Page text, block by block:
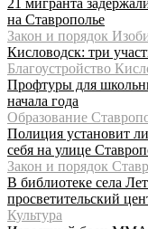
на Ставрополье
Закон и порядок
Кисловодск: три
Благоустройство
Профтуры для
начала года
Образование
Полиция установит
себя на улице
Закон и порядок
В библиотеке села
просветительский
Культура